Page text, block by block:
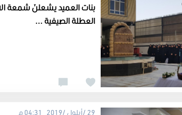
بنات العميد يشعلنَ شمعة
العطلة الصيفية ...
29 /أيلول /2019 04:31 م